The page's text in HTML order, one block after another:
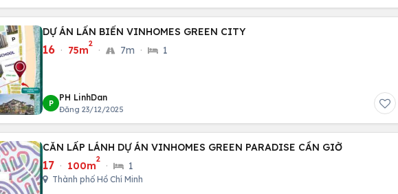
DỰ ÁN LẤN BIỂN VINHOMES GREEN CITY
16 · 75m
2
· 7m · 1
P
PH LinhDan
Đăng 23/12/2025
CĂN LẤP LÁNH DỰ ÁN VINHOMES GREEN PARADISE CẦN GIỜ
17 · 100m
2
· 1
Thành phố Hồ Chí Minh